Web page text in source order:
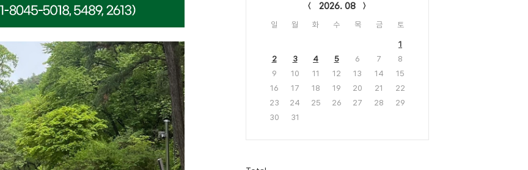
2026. 08
일 월 화 수 목 금 토
1
2
3 4 5 6 7
8
9
10 11 12 13 14
15
16
17 18 19 20 21
22
23
24 25 26 27 28
29
30
31